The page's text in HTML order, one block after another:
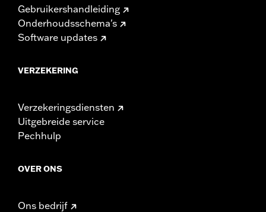
Gebruikershandleiding
Onderhoudsschema's
Software updates
VERZEKERING
Verzekeringsdiensten
Uitgebreide service
Pechhulp
OVER ONS
Ons bedrijf